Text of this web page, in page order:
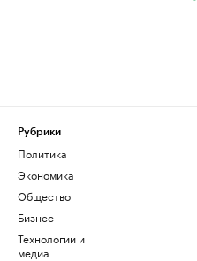
Рубрики
Политика
Экономика
Общество
Бизнес
Технологии и
медиа